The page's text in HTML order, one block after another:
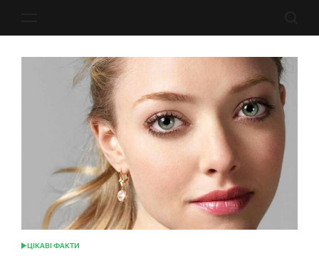
ОПУБЛІКУВАТИ
ЦІКАВІ ФАКТИ